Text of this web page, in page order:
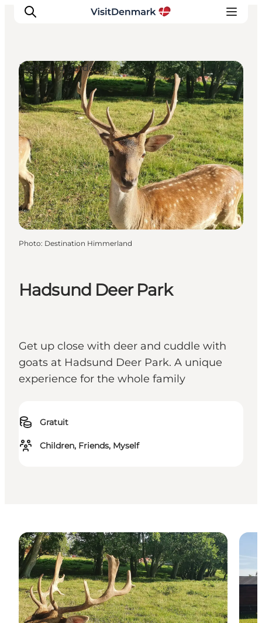
Inspirations
Destinations
Quoi faire
Hébergements
Planifiez votre voyage
Hadsund Deer Park
Get up close with deer and cuddle with
goats at Hadsund Deer Park. A unique
experience for the whole family
Gratuit
Children, Friends, Myself
Parks and gardens
Photo: Destination Himmerland